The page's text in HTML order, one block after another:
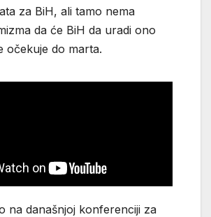
za BiH, ali tamo nema
da će BiH da uradi ono
očekuje do marta.
na današnjoj konferenciji za